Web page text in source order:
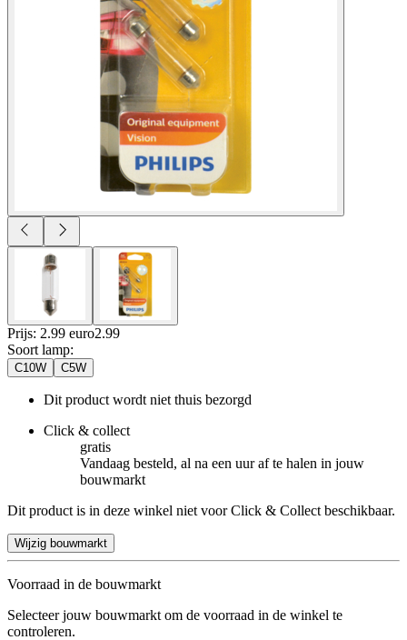
Prijs: 2.99 euro2.99
Soort lamp:
C10W C5W
Dit product wordt niet thuis bezorgd
Click & collect
gratis
Vandaag besteld, al na een uur af te halen in jouw
bouwmarkt
Dit product is in deze winkel niet voor Click & Collect beschikbaar.
Wijzig bouwmarkt
Voorraad in de bouwmarkt
Selecteer jouw bouwmarkt om de voorraad in de winkel te
controleren.